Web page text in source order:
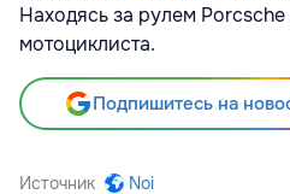
Находясь за рулем
мотоциклиста.
Подпишитесь на
Источник Noi